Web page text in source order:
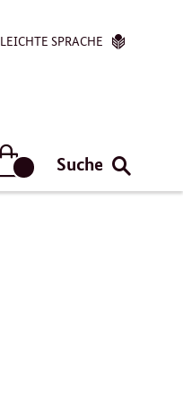
LEICHTE SPRACHE
Artikel
Suche